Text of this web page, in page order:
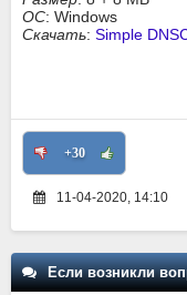
ОС: Windows
Скачать: Simple
+30
11-04-2020, 14:10
Если возникли